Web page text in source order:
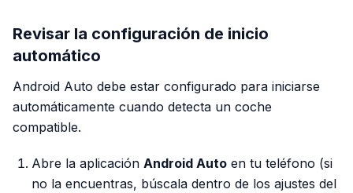
Revisar la configuración de inicio
automático
Android Auto debe estar configurado para iniciarse
automáticamente cuando detecta un coche
compatible.
Abre la aplicación Android Auto en tu teléfono (si
no la encuentras, búscala dentro de los ajustes del